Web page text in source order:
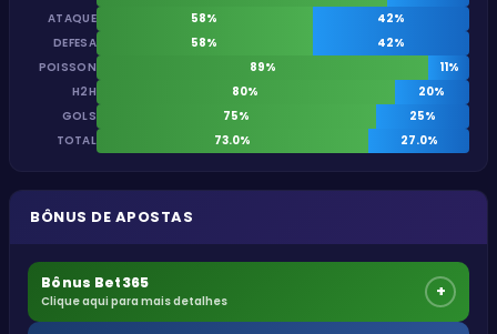
ATAQUE
58%
42%
DEFESA
58%
42%
POISSON
89%
11%
H2H
80%
20%
GOLS
75%
25%
TOTAL
73.0% 27.0%
BÔNUS DE APOSTAS
Bônus Bet365
Clique aqui para mais detalhes +